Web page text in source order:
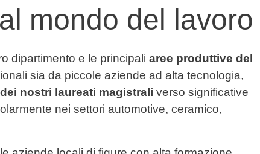
mondo del lavoro
dipartimento e le principali aree produttive del
sia da piccole aziende ad alta tecnologia,
nostri laureati magistrali verso significative
nei settori automotive, ceramico,